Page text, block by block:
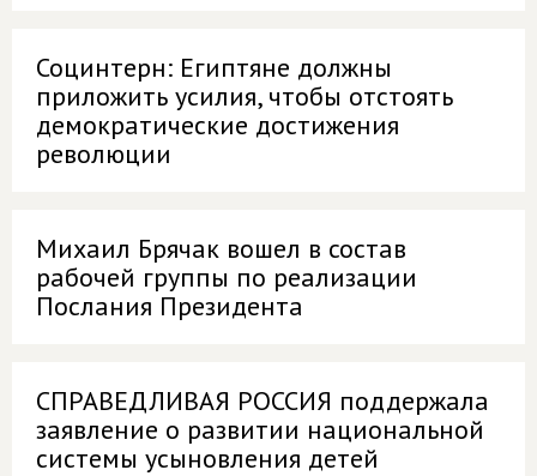
Социнтерн: Египтяне должны
приложить усилия, чтобы отстоять
демократические достижения
революции
Михаил Брячак вошел в состав
рабочей группы по реализации
Послания Президента
СПРАВЕДЛИВАЯ РОССИЯ поддержала
заявление о развитии национальной
системы усыновления детей